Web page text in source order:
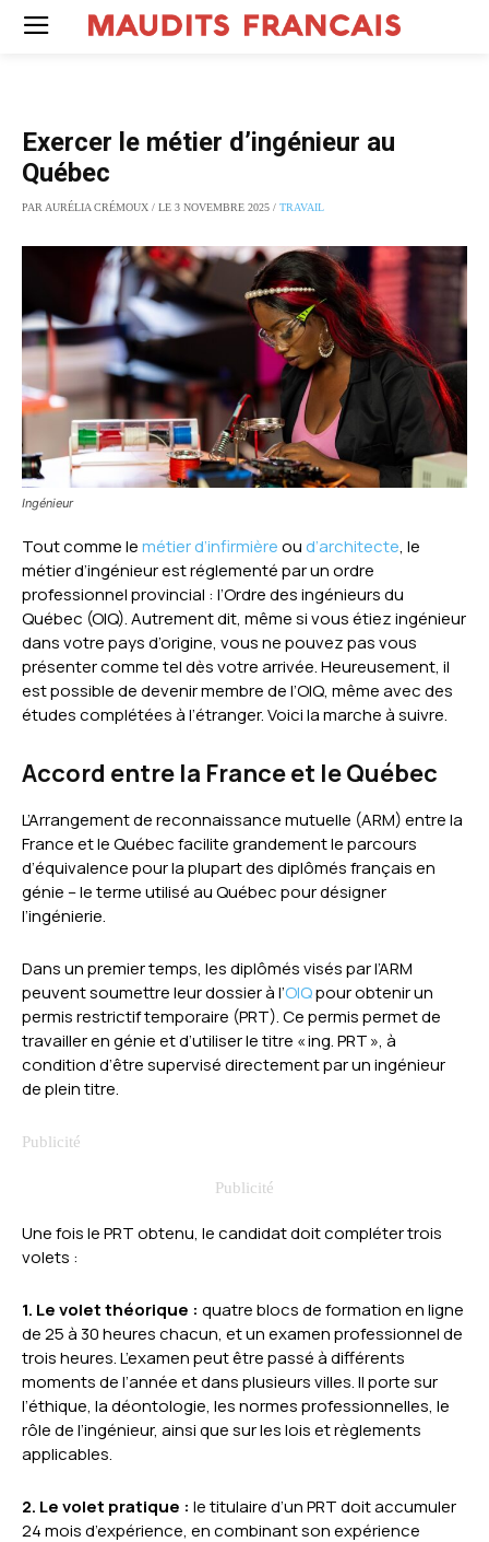
Exercer le métier d’ingénieur au
Québec
PAR AURÉLIA CRÉMOUX / LE 3 NOVEMBRE 2025 / TRAVAIL
Ingénieur
Tout comme lemétier d’infirmièreou d’architecte, le
métier d’ingénieur est réglementé par un ordre
professionnel provincial : l’Ordre des ingénieurs du
Québec (OIQ). Autrement dit, même si vous étiez ingénieur
dans votre pays d’origine, vous ne pouvez pas vous
présenter comme tel dès votre arrivée. Heureusement, il
est possible de devenir membre de l’OIQ, même avec des
études complétées à l’étranger. Voici la marche à suivre.
Accord entre la France et le Québec
L’Arrangement de reconnaissance mutuelle (ARM) entre la
France et le Québec facilite grandement le parcours
d’équivalence pour la plupart des diplômés français en
génie – le terme utilisé au Québec pour désigner
l’ingénierie.
Dans un premier temps, les diplômés visés par l’ARM
peuvent soumettre leur dossier à l’OIQpour obtenir un
permis restrictif temporaire (PRT). Ce permis permet de
travailler en génie et d’utiliser le titre « ing. PRT », à
condition d’être supervisé directement par un ingénieur
de plein titre.
Une fois le PRT obtenu, le candidat doit compléter trois
volets :
1. Le volet théorique : quatre blocs de formation en ligne
de 25 à 30 heures chacun, et un examen professionnel de
trois heures. L’examen peut être passé à différents
moments de l’année et dans plusieurs villes. Il porte sur
l’éthique, la déontologie, les normes professionnelles, le
rôle de l’ingénieur, ainsi que sur les lois et règlements
applicables.
2. Le volet pratique : le titulaire d’un PRT doit accumuler
24 mois d’expérience, en combinant son expérience